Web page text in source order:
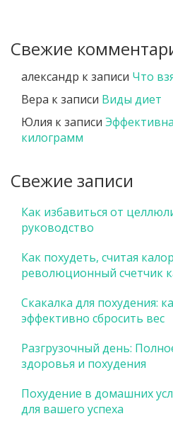
Свежие
александр к записи Что
Вера к записи Виды диет
Юлия к записи
килограмм
Свежие записи
Как избавиться от
руководство
Как похудеть, считая
революционный счетчик
Скакалка для похудения:
эффективно сбросить вес
Разгрузочный день:
здоровья и похудения
Похудение в домашних
для вашего успеха